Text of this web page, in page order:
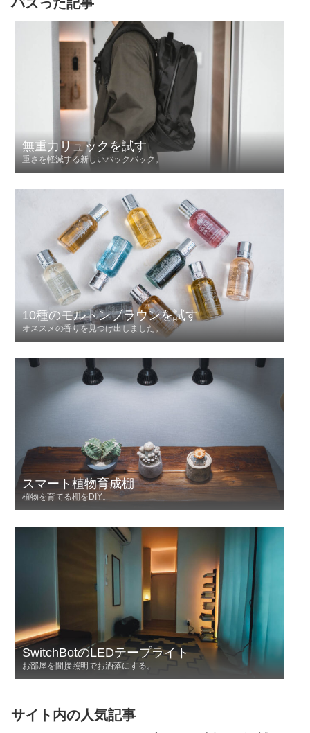
無重力リュックを試す
重さを軽減する新しいバックパック。
10種のモルトンブラウンを試す
オススメの香りを見つけ出しました。
スマート植物育成棚
植物を育てる棚をDIY。
SwitchBotのLEDテープライト
お部屋を間接照明でお洒落にする。
サイト内の人気記事